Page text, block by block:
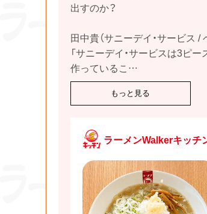
出すのか？
田中貴（サニーデイ・サービス /
「サニーデイ・サービスは3ピ
作っているこ…
もっと見る
ラーメンWalkerキッチ